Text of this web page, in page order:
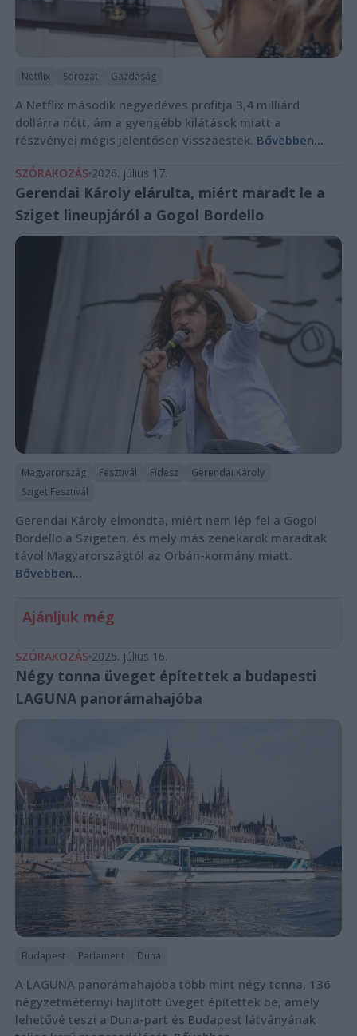
Netflix Sorozat Gazdaság
A Netflix második negyedéves profitja 3,4 milliárd
dollárra nőtt, ám a gyengébb kilátások miatt a
részvényei mégis jelentősen visszaestek. Bővebben...
SZÓRAKOZÁS 2026. július 17.
Gerendai Károly elárulta, miért maradt le a
Sziget lineupjáról a Gogol Bordello
Magyarország Fesztivál Fidesz
Gerendai Károly
Sziget Fesztivál
Gerendai Károly elmondta, miért nem lép fel a Gogol
Bordello a Szigeten, és mely más zenekarok maradtak
távol Magyarországtól az Orbán-kormány miatt.
Bővebben...
Ajánljuk még
SZÓRAKOZÁS 2026. július 16.
Négy tonna üveget építettek a budapesti
LAGUNA panorámahajóba
Budapest Parlament Duna
A LAGUNA panorámahajóba több mint négy tonna, 136
négyzetméternyi hajlított üveget építettek be, amely
lehetővé teszi a Duna-part és Budapest látványának